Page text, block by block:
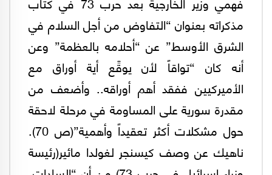
مذكراته بعنوان “التفاوض من أجل السلام في
الشرق الأوسط” عن “أحلامه بالعظمة” وعن
أنه كان “تواقاً لأن يوقِّع أية أوراق مع
الأميركيين ففقد أهم أوراقه.. وأضعف من
مقدرة سورية على المساومة في مرحلة لاحقة
حول مشكلات أكثر تعقيداً وأهمية”(ص 70).
ناهيك عن وصف كيسنجر لغولدا مائير(رئيسة